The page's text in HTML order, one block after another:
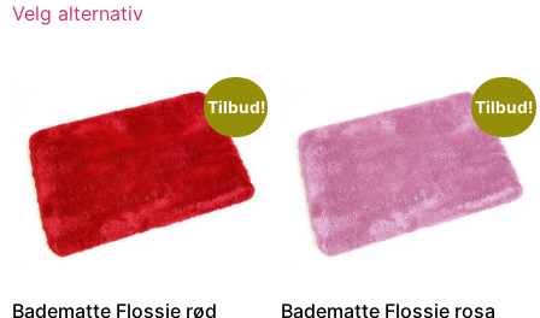
Velg alternativ
Tilbud!
Badematte Flossie rød
Tilbud!
Badematte Flossie rosa